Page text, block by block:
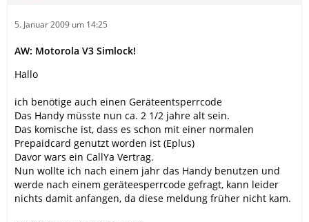
5. Januar 2009 um 14:25
AW: Motorola V3 Simlock!
Hallo
ich benötige auch einen Geräteentsperrcode
Das Handy müsste nun ca. 2 1/2 jahre alt sein.
Das komische ist, dass es schon mit einer normalen
Prepaidcard genutzt worden ist (Eplus)
Davor wars ein CallYa Vertrag.
Nun wollte ich nach einem jahr das Handy benutzen und
werde nach einem geräteesperrcode gefragt, kann leider
nichts damit anfangen, da diese meldung früher nicht kam.